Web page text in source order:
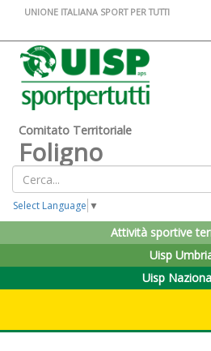
UNIONE ITALIANA SPORT PER TUTTI
Comitato Territoriale
Foligno
Select Language ▼
Attività sportive
Uisp
Uisp